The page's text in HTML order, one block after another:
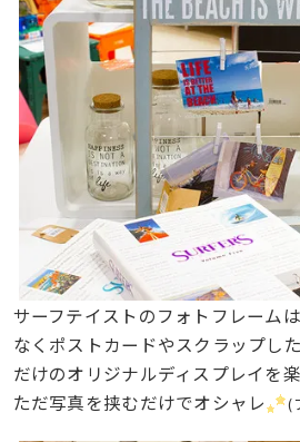
サーフテイストのフォトフレーム
なくポストカードやスクラップし
だけのオリジナルディスプレイを楽
ただ写真を挟むだけでオシャレ
(